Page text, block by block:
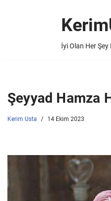
İyi Olan Her Şey
Şeyyad Hamza
Kerim Usta 14 Ekim 2023